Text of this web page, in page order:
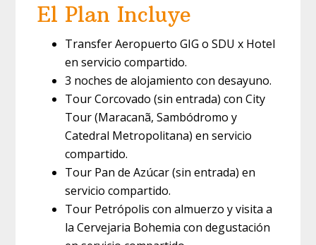
El Plan Incluye
Transfer Aeropuerto GIG o SDU x Hotel
en servicio compartido.
3 noches de alojamiento con desayuno.
Tour Corcovado (sin entrada) con City
Tour (Maracanã, Sambódromo y
Catedral Metropolitana) en servicio
compartido.
Tour Pan de Azúcar (sin entrada) en
servicio compartido.
Tour Petrópolis con almuerzo y visita a
la Cervejaria Bohemia con degustación